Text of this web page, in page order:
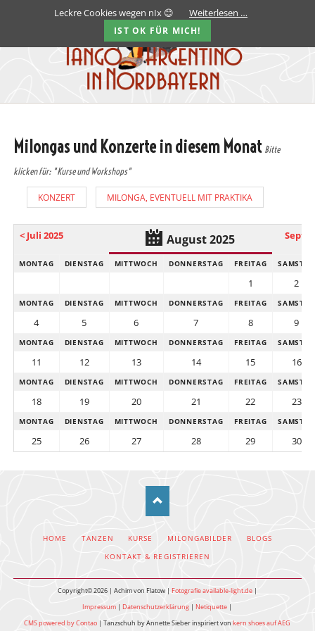
Milongas und Konzerte in diesem Monat Bitte
klicken für: "Kurse und Workshops"
KONZERT MILONGA, EVENTUELL MIT PRAKTIKA
< Juli 2025 August 2025
MONTAG DIENSTAG MITTWOCH DONNERSTAG FREITAG SAMSTAG
1 2
MONTAG DIENSTAG MITTWOCH DONNERSTAG FREITAG SAMSTAG
4 5 6 7 8 9
MONTAG DIENSTAG MITTWOCH DONNERSTAG FREITAG SAMSTAG
11 12 13 14 15 16
MONTAG DIENSTAG MITTWOCH DONNERSTAG FREITAG SAMSTAG
18 19 20 21 22 23
MONTAG DIENSTAG MITTWOCH DONNERSTAG FREITAG SAMSTAG
25 26 27 28 29 30
HOME TANZEN KURSE MILONGABILDER
BLOGS
KONTAKT & REGISTRIEREN
Copyright© 2026 | Achim von Flatow | Fotografie available-light.de|
Impressum |Datenschutzerklärung |Netiquette |
CMS powered by Contao | Tanzschuh by Annette Sieber inspiriert vonkern shoes auf AEG
Leckre Cookies wegen nIx 😊 Weiterlesen …
IST OK FÜR MICH!